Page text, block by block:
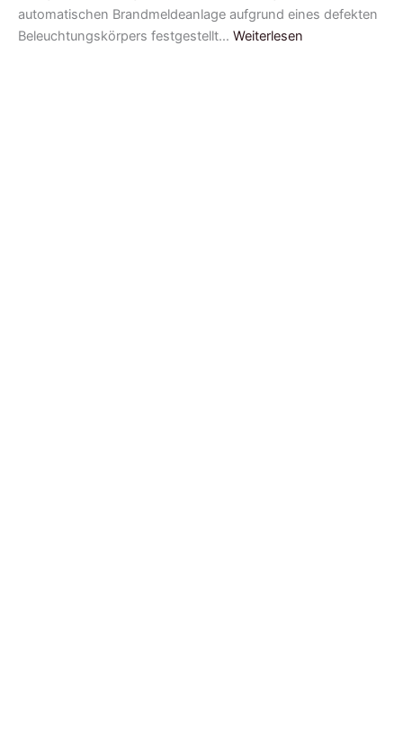
automatischen Brandmeldeanlage aufgrund eines defekten
Beleuchtungskörpers festgestellt… Weiterlesen